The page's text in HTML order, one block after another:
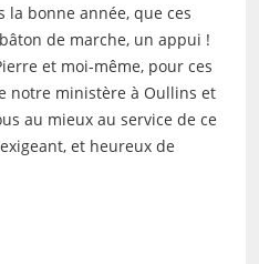
la bonne année, que ces
de marche, un appui !
et moi-même, pour ces
notre ministère à Oullins et
au mieux au service de ce
et heureux de